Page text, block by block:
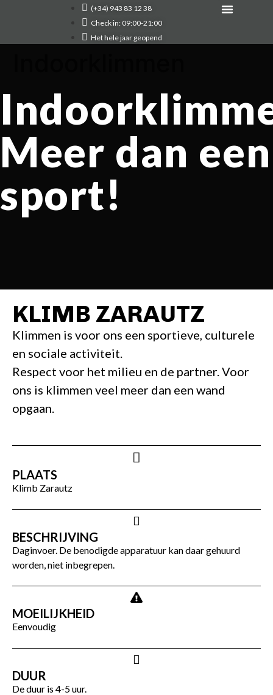
(+34) 943 83 12 38
Check in: 09:00-21:00
Het hele jaar geopend
Meer dan een
sport!
KLIMB ZARAUTZ
Klimmen is voor ons een sportieve, culturele
en sociale activiteit.
Respect voor het milieu en de partner. Voor
ons is klimmen veel meer dan een wand
opgaan.
PLAATS
Klimb Zarautz
BESCHRIJVING
Daginvoer. De benodigde apparatuur kan daar gehuurd
worden, niet inbegrepen.
MOEILIJKHEID
Eenvoudig
DUUR
De duur is 4-5 uur.